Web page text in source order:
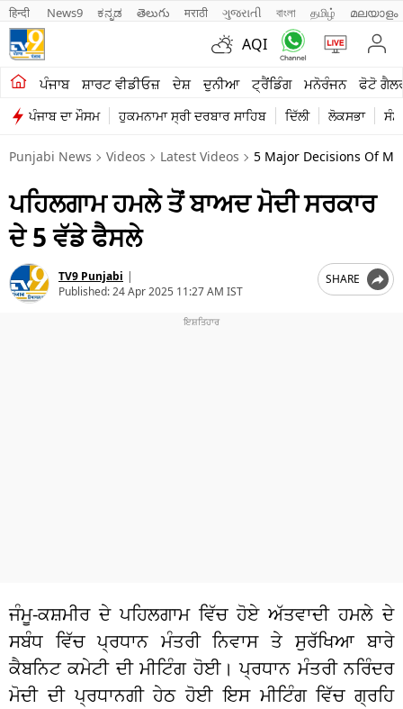
हिन्दी News9 ಕನ್ನಡ తెలుగు मराठी ગુજરાતી বাংলা தமிழ் മലയാളം
AQI
ਪੰਜਾਬ ਸ਼ਾਰਟ ਵੀਡੀਓਜ਼ ਦੇਸ਼ ਦੁਨੀਆ ਟ੍ਰੈਂਡਿੰਗ ਮਨੋਰੰਜਨ ਫੋਟੋ
ਪੰਜਾਬ ਦਾ ਮੌਸਮ ਹੁਕਮਨਾਮਾ ਸ੍ਰੀ ਦਰਬਾਰ ਸਾਹਿਬ ਦਿੱਲੀ ਲੋਕਸਭਾ
ਖੇਤੀਬਾੜੀ
ਸ਼ਾਰਟ ਵੀਡੀਓਜ਼
ਕਾਰੋਬਾਰ
ਕਰਿਅਰ
ਮਨੋਰੰਜਨ
ਦੇਸ਼
ਦੁਨੀਆ
ਚੋਣਾਂ 2026
Punjabi News Videos Latest Videos 5 Major Decisions Of
ਪਹਿਲਗਾਮ ਹਮਲੇ ਤੋਂ ਬਾਅਦ ਮੋਦੀ ਸਰਕਾਰ
ਦੇ 5 ਵੱਡੇ ਫੈਸਲੇ
TV9 Punjabi |
Published:24 Apr 2025 11:27 AM IST
SHARE
ਜੰਮੂ-ਕਸ਼ਮੀਰ ਦੇ ਪਹਿਲਗਾਮ ਵਿੱਚ ਹੋਏ ਅੱਤਵਾਦੀ ਹਮਲੇ ਦੇ
ਸਬੰਧ ਵਿੱਚ ਪ੍ਰਧਾਨ ਮੰਤਰੀ ਨਿਵਾਸ ਤੇ ਸੁਰੱਖਿਆ ਬਾਰੇ
ਕੈਬਨਿਟ ਕਮੇਟੀ ਦੀ ਮੀਟਿੰਗ ਹੋਈ। ਪ੍ਰਧਾਨ ਮੰਤਰੀ ਨਰਿੰਦਰ
ਮੋਦੀ ਦੀ ਪ੍ਰਧਾਨਗੀ ਹੇਠ ਹੋਈ ਇਸ ਮੀਟਿੰਗ ਵਿੱਚ ਗ੍ਰਹਿ